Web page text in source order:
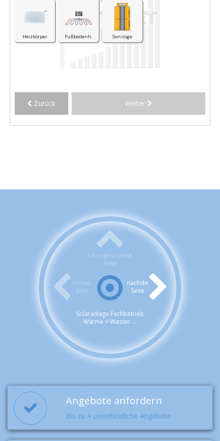
Heizkörper Fußbodenh. Sonstige
Zurück Weiter
Übergeordnete
Seite
vorher.
Seite
nächste
Seite
Solaranlage Fachbetrieb
Wärme + Wasser ...
Angebote anfordern
Bis zu 4 unverbindliche Angebote